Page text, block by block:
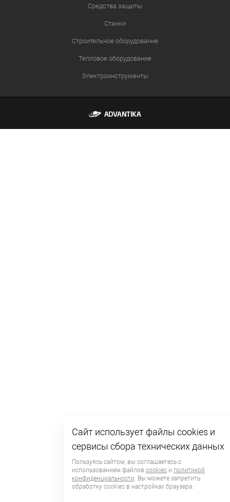
Средства защиты
Станки
Строительное оборудование
Тепловое оборудование
Электроинструменты
Сайт использует файлы cookies и
сервисы сбора технических данных
Пользуясь сайтом, вы соглашаетесь с
использованием файлов cookies и политикой
конфиденциальности. Вы можете запретить
обработку сookies в настройках браузера.